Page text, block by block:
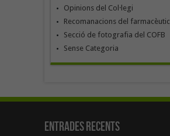
Opinions del Col·legi
Recomanacions del farmacèutic
Secció de fotografia del COFB
Sense Categoria
Entrades recents